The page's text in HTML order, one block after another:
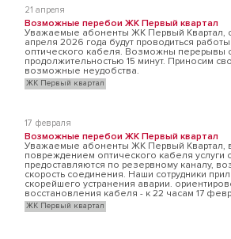
21 апреля
Возможные перебои ЖК Первый квартал
Уважаемые абоненты ЖК Первый Квартал, с
апреля 2026 года будут проводиться
оптического кабеля. Возможны перерывы
продолжительностью 15 минут. Приносим
возможные неудобства.
ЖК Первый квартал
17 февраля
Возможные перебои ЖК Первый квартал
Уважаемые абоненты ЖК Первый Квартал,
повреждением оптического кабеля услуги
предоставляются по резервному каналу,
скорость соединения. Наши сотрудники
скорейшего устранения аварии.
восстановления кабеля - к 22 часам 17
ЖК Первый квартал